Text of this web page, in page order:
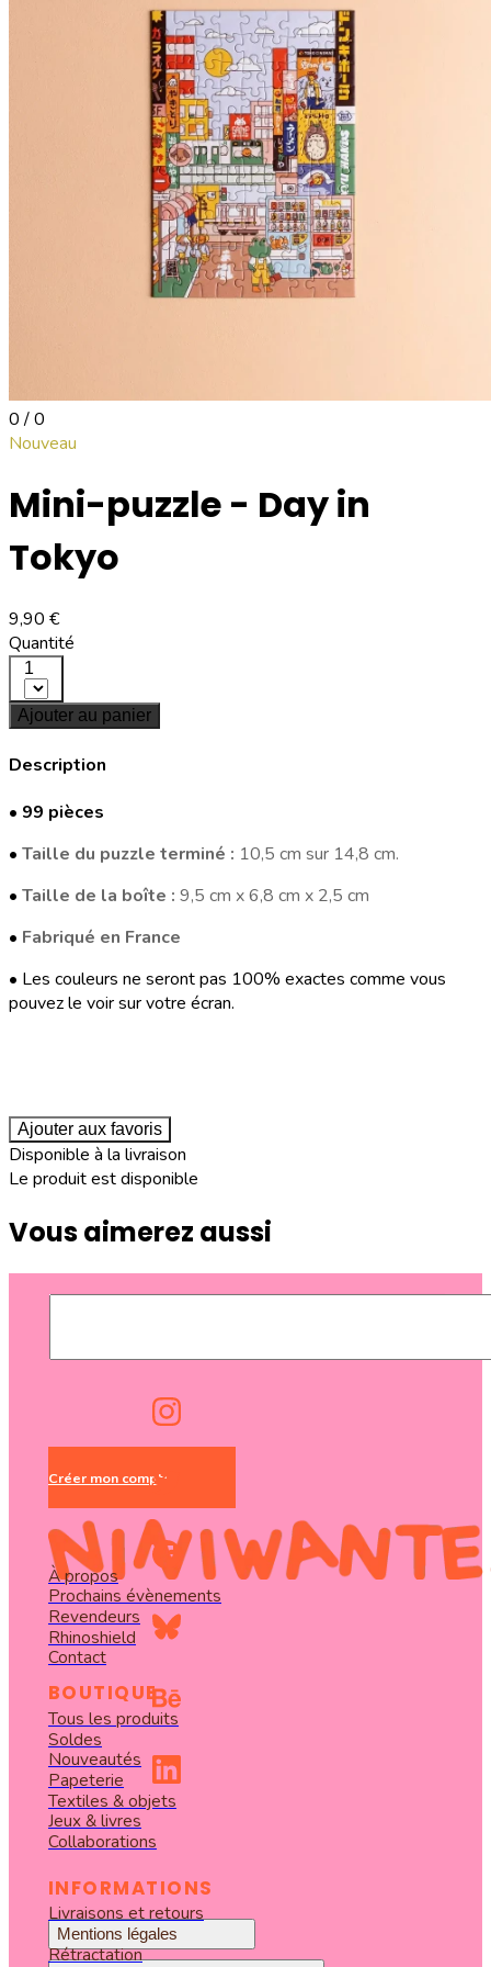
0 / 0
Nouveau
Mini-puzzle - Day in
Tokyo
9,90 €
Quantité
1
Ajouter au panier
Description
• 99 pièces
• Taille du puzzle terminé : 10,5 cm sur 14,8 cm.
• Taille de la boîte : 9,5 cm x 6,8 cm x 2,5 cm
• Fabriqué en France
• Les couleurs ne seront pas 100% exactes comme vous
pouvez le voir sur votre écran.
Ajouter aux favoris
Disponible à la livraison
Le produit est disponible
Vous aimerez aussi
BOUTIQUE
INFORMATIONS
À propos
Tous les produits
Prochains évènements
Soldes
Revendeurs
Nouveautés
Mentions légales
Livraisons et retours
Créer mon compte
Papeterie
Rétractation
Contact
Rhinoshield
Textiles & objets
Jeux & livres
Collaborations